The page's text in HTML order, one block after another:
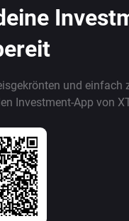
und einfach
Investment-App von